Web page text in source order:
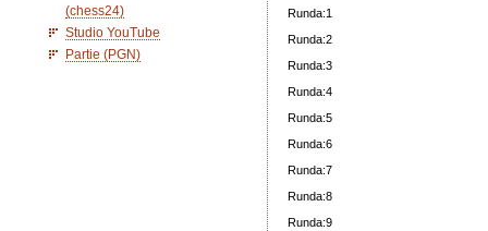
(chess24)
Studio YouTube
Partie (PGN)
Runda:1
Runda:2
Runda:3
Runda:4
Runda:5
Runda:6
Runda:7
Runda:8
Runda:9